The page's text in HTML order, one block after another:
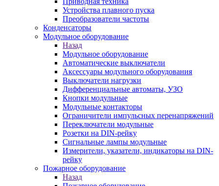
Устройства плавного пуска
Преобразователи частоты
Конденсаторы
Модульное оборудование
Назад
Модульное оборудование
Автоматические выключатели
Аксессуары модульного оборудования
Выключатели нагрузки
Дифференциальные автоматы, УЗО
Кнопки модульные
Модульные контакторы
Ограничители импульсных перенапряжений
Переключатели модульные
Розетки на DIN-рейку
Сигнальные лампы модульные
Измерители, указатели, индикаторы на DIN-
рейку
Пожарное оборудование
Назад